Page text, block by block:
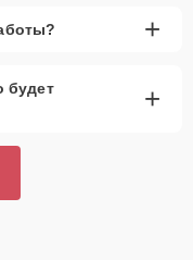
+
будет
+